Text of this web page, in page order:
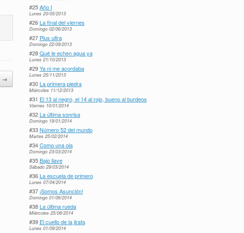
→
#25Año I
Lunes 20/05/2013
#26La final del viernes
Domingo 02/06/2013
#27 Plus ultra
Domingo 22/09/2013
#28Qué le echen agua ya
Lunes 21/10/2013
#29Ya ni me acordaba
Lunes 25/11/2013
#30La primera piedra
Miércoles 11/12/2013
#31 El 13 al negro, el 14 al rojo, bueno al burdeos
Viernes 10/01/2014
#32La última sonrisa
Domingo 19/01/2014
#33Número 52 del mundo
Martes 25/02/2014
#34Como una ola
Domingo 23/03/2014
#35Bajo llave
Sábado 29/03/2014
#36La escuela de primero
Lunes 07/04/2014
#37 ¡Somos Asunción!
Domingo 01/06/2014
#38La última rueda
Miércoles 25/06/2014
#39 El cuello de la jirafa
Lunes 01/09/2014